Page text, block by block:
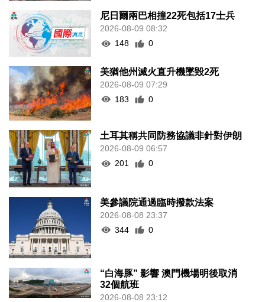
尼日爾兩巴相撞22死包括17士兵
2026-08-09 08:32
148
0
美猶他州滅火直升機墜毀2死
2026-08-09 07:29
183
0
土耳其稱共同防務協議非針對伊朗
2026-08-09 06:57
201
0
美參議院通過臨時撥款法案
2026-08-08 23:37
344
0
“白海豚” 影響 澳門機場明後取消
32個航班
2026-08-08 23:12